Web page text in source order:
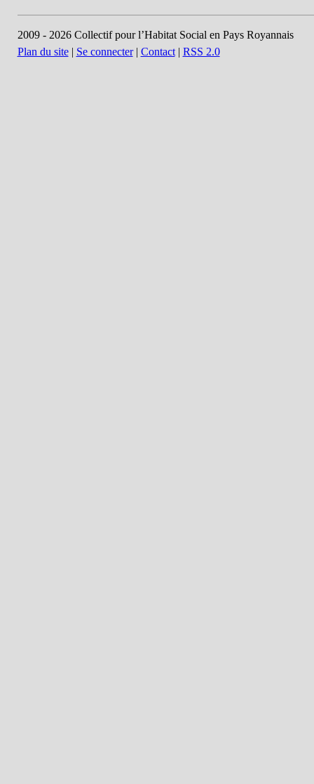
2009 - 2026 Collectif pour l’Habitat Social en Pays Royannais
Plan du site| Se connecter| Contact| RSS 2.0